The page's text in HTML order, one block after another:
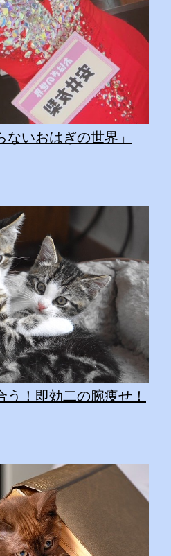
いおはぎの世界」
！即効二の腕痩せ！